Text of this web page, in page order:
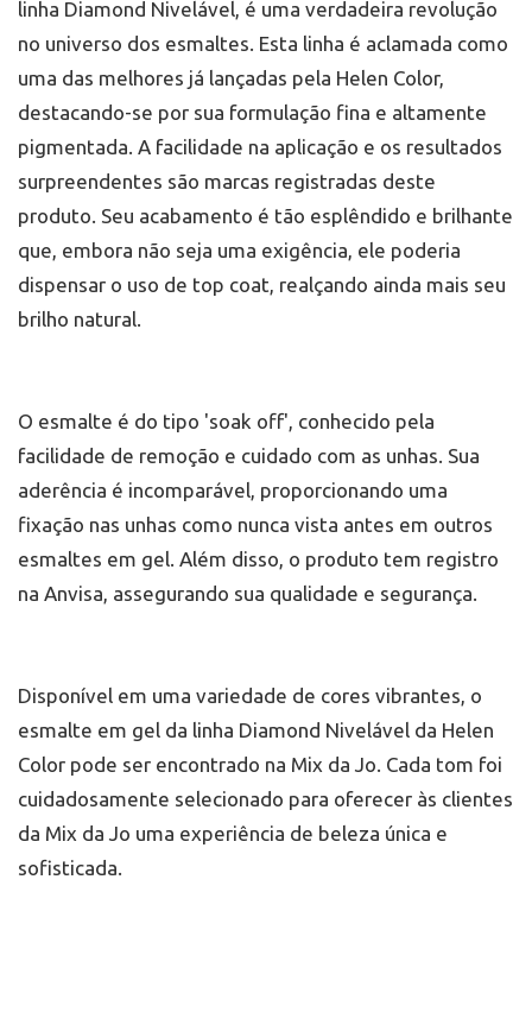
linha Diamond Nivelável, é uma verdadeira revolução
no universo dos esmaltes. Esta linha é aclamada como
uma das melhores já lançadas pela Helen Color,
destacando-se por sua formulação fina e altamente
pigmentada. A facilidade na aplicação e os resultados
surpreendentes são marcas registradas deste
produto. Seu acabamento é tão esplêndido e brilhante
que, embora não seja uma exigência, ele poderia
dispensar o uso de top coat, realçando ainda mais seu
brilho natural.
O esmalte é do tipo 'soak off', conhecido pela
facilidade de remoção e cuidado com as unhas. Sua
aderência é incomparável, proporcionando uma
fixação nas unhas como nunca vista antes em outros
esmaltes em gel. Além disso, o produto tem registro
na Anvisa, assegurando sua qualidade e segurança.
Disponível em uma variedade de cores vibrantes, o
esmalte em gel da linha Diamond Nivelável da Helen
Color pode ser encontrado na Mix da Jo. Cada tom foi
cuidadosamente selecionado para oferecer às clientes
da Mix da Jo uma experiência de beleza única e
sofisticada.